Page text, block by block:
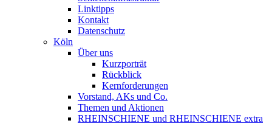
Linktipps
Kontakt
Datenschutz
Köln
Über uns
Kurzporträt
Rückblick
Kernforderungen
Vorstand, AKs und Co.
Themen und Aktionen
RHEINSCHIENE und RHEINSCHIENE extra